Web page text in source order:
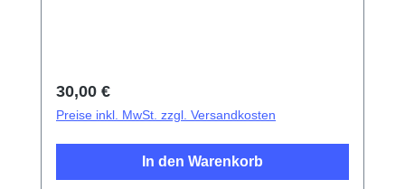
Demontageplättchen
Regulärer Preis:
30,00 €
Preise inkl. MwSt. zzgl. Versandkosten
In den Warenkorb